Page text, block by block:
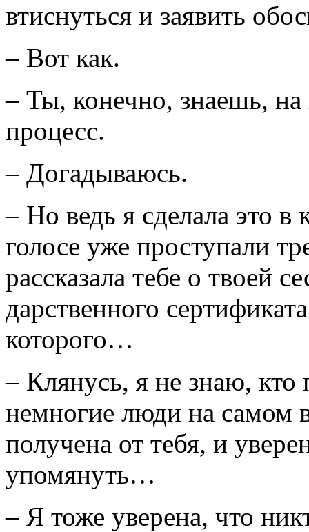
втиснуться и заявить
– Вот как.
– Ты, конечно, знаешь,
процесс.
– Догадываюсь.
– Но ведь я сделала это в
голосе уже проступали
рассказала тебе о твоей
дарственного
которого…
– Клянусь, я не знаю,
немногие люди на самом
получена от тебя, и
упомянуть…
– Я тоже уверена, что